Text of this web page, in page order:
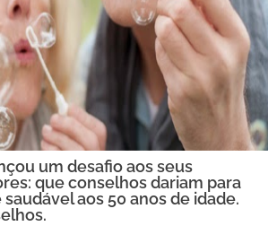
um desafio aos seus
que conselhos dariam para
aos 50 anos de idade.